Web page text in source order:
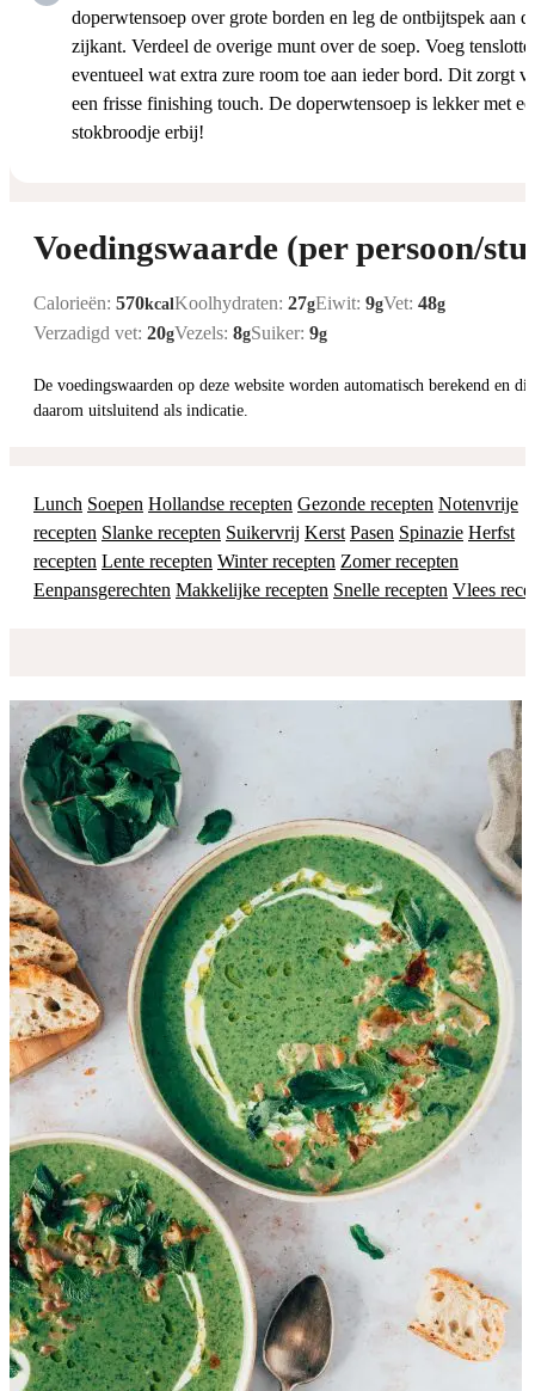
doperwtensoep over grote borden en leg de ontbijtspek aan
zijkant. Verdeel de overige munt over de soep. Voeg tenslotte
eventueel wat extra zure room toe aan ieder bord. Dit zorgt
een frisse finishing touch. De doperwtensoep is lekker met
stokbroodje erbij!
Voedingswaarde (per persoon/
Calorieën: 570kcal Koolhydraten: 27gEiwit: 9gVet: 48g
Verzadigd vet: 20gVezels: 8gSuiker: 9g
De voedingswaarden op deze website worden automatisch berekend en dienen
daarom uitsluitend als indicatie.
Lunch Soepen Hollandse recepten Gezonde recepten Notenvrije
recepten Slanke recepten Suikervrij Kerst Pasen Spinazie Herfst
recepten Lente recepten Winter recepten Zomer recepten
Eenpansgerechten Makkelijke recepten Snelle recepten Vlees